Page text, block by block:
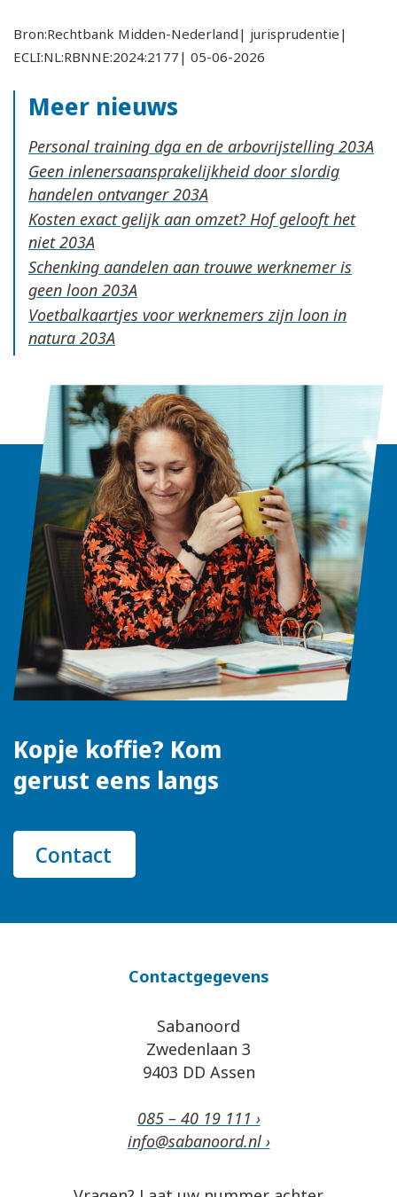
Bron:Rechtbank Midden-Nederland| jurisprudentie|
ECLI:NL:RBNNE:2024:2177| 05-06-2026
Meer nieuws
Personal training dga en de arbovrijstelling
Geen inlenersaansprakelijkheid door slordig
handelen ontvanger
Kosten exact gelijk aan omzet? Hof gelooft het
niet
Schenking aandelen aan trouwe werknemer is
geen loon
Voetbalkaartjes voor werknemers zijn loon in
natura
Kopje koffie? Kom
gerust eens langs
Contact
Contactgegevens
Sabanoord
Zwedenlaan 3
9403 DD Assen
085 – 40 19 111 ›
info@sabanoord.nl ›